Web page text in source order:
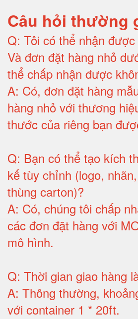
Câu hỏi thường
Q: Tôi có thể nhận
Và đơn đặt hàng nhỏ
thể chấp nhận được
A: Có, đơn đặt hàng
hàng nhỏ với thương
thước của riêng bạn
Q: Bạn có thể tạo kích
kế tùy chỉnh (logo,
thùng carton)?
A: Có, chúng tôi chấp
các đơn đặt hàng với
mô hình.
Q: Thời gian giao hàng
A: Thông thường,
với container 1 * 20ft.